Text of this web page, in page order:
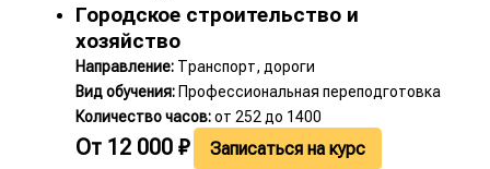
Городское строительство и
хозяйство
Направление: Транспорт, дороги
Вид обучения: Профессиональная переподготовка
Количество часов:от 252 до 1400
От 12 000₽ Записаться на курс